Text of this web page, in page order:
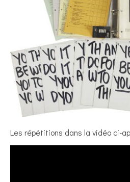
Les répétitions dans la vidéo ci-